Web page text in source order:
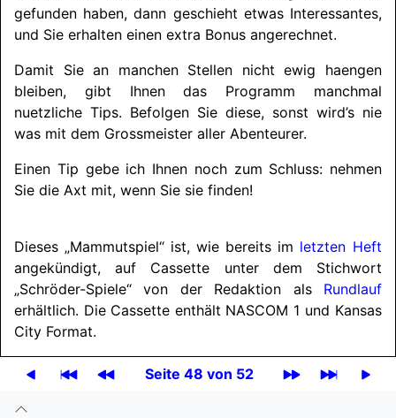
gefunden haben, dann geschieht etwas Interessantes,
und Sie erhalten einen extra Bonus angerechnet.
Damit Sie an manchen Stellen nicht ewig haengen
bleiben, gibt Ihnen das Programm manchmal
nuetzliche Tips. Befolgen Sie diese, sonst wird’s nie
was mit dem Grossmeister aller Abenteurer.
Einen Tip gebe ich Ihnen noch zum Schluss: nehmen
Sie die Axt mit, wenn Sie sie finden!
Dieses „Mammutspiel“ ist, wie bereits im letzten Heft
angekündigt, auf Cassette unter dem Stichwort
„Schröder-Spiele“ von der Redaktion als Rundlauf
erhältlich. Die Cassette enthält NASCOM 1 und Kansas
City Format.
Seite 48 von 52